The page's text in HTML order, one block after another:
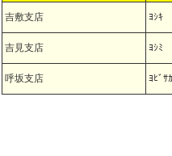
吉敷支店 ﾖｼｷ
吉見支店 ﾖｼﾐ
呼坂支店 ﾖﾋﾞｻｶ